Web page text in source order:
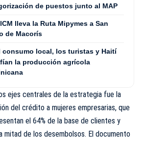
de puestos junto al MAP
lleva la Ruta Mipymes a San
de Macorís
consumo local, los turistas y Haití
la producción agrícola
ejes centrales de la estrategia fue la
del crédito a mujeres empresarias, que
el 64% de la base de clientes y
mitad de los desembolsos. El documento